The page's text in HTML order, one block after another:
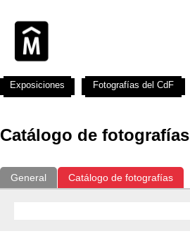
Catálogo de fotografías
General Catálogo de fotografías
Exposiciones Fotografías del CdF